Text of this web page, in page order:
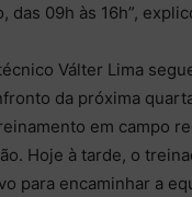
das 09h às 16h”,
Válter Lima
da próxima
em campo
Hoje à tarde, o
para encaminhar a